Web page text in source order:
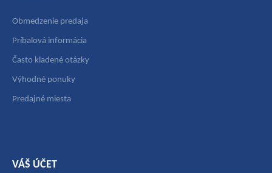
Obmedzenie predaja
Príbalová informácia
Často kladené otázky
Výhodné ponuky
Predajné miesta
VÁŠ ÚČET